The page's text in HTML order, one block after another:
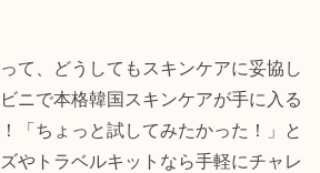
て、どうしてもスキンケアに妥協し
ニで本格韓国スキンケアが手に入る
「ちょっと試してみたかった！」と
やトラベルキットなら手軽にチャレ